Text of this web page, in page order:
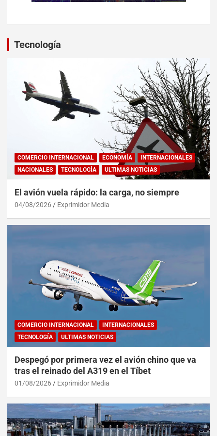
Tecnología
COMERCIO INTERNACIONAL ECONOMÍA
INTERNACIONALES
NACIONALES
TECNOLOGÍA ULTIMAS NOTICIAS
El avión vuela rápido: la carga, no siempre
04/08/2026 Exprimidor Media
COMERCIO INTERNACIONAL
INTERNACIONALES
TECNOLOGÍA
ULTIMAS NOTICIAS
Despegó por primera vez el avión chino que va
tras el reinado del A319 en el Tíbet
01/08/2026 Exprimidor Media